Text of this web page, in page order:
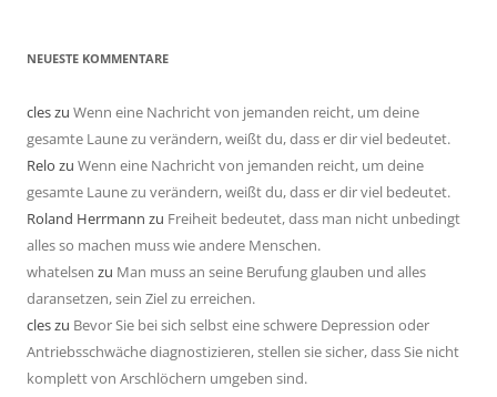
NEUESTE KOMMENTARE
cleszu Wenn eine Nachricht von jemanden reicht, um deine
gesamte Laune zu verändern, weißt du, dass er dir viel bedeutet.
Relo zu Wenn eine Nachricht von jemanden reicht, um deine
gesamte Laune zu verändern, weißt du, dass er dir viel bedeutet.
Roland Herrmann zu Freiheit bedeutet, dass man nicht unbedingt
alles so machen muss wie andere Menschen.
whatelsen zu Man muss an seine Berufung glauben und alles
daransetzen, sein Ziel zu erreichen.
cleszu Bevor Sie bei sich selbst eine schwere Depression oder
Antriebsschwäche diagnostizieren, stellen sie sicher, dass Sie nicht
komplett von Arschlöchern umgeben sind.